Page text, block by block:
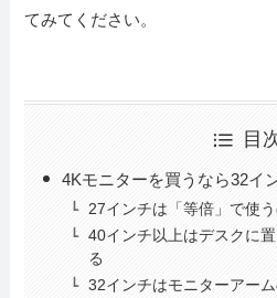
てみてください。
目
4Kモニターを買うなら32イ
27インチは「等倍」で使
40インチ以上はデスクに
る
32インチはモニターアー